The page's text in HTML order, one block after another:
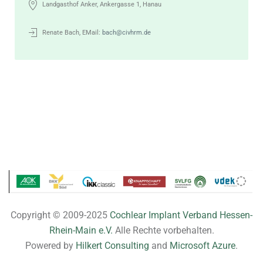
Landgasthof Anker, Ankergasse 1, Hanau
Renate Bach, EMail: bach@civhrm.de
Copyright © 2009-2025 Cochlear Implant Verband Hessen-
Rhein-Main e.V. Alle Rechte vorbehalten.
Powered by Hilkert Consulting and Microsoft Azure.